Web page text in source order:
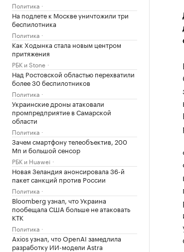
Политика
На подлете к Москве уничтожили три
беспилотника
Политика
Как Ходынка стала новым центром
притяжения
РБК и Stone
Над Ростовской областью перехватили
более 30 беспилотников
Политика
Украинские дроны атаковали
промпредприятие в Самарской
области
Политика
Зачем смартфону телеобъектив, 200
Мп и большой сенсор
РБК и Huawei
Новая Зеландия анонсировала 36-й
пакет санкций против России
Политика
Bloomberg узнал, что Украина
пообещала США больше не атаковать
КТК
Политика
Axios узнал, что OpenAI замедлила
разработку ИИ-модели Astra